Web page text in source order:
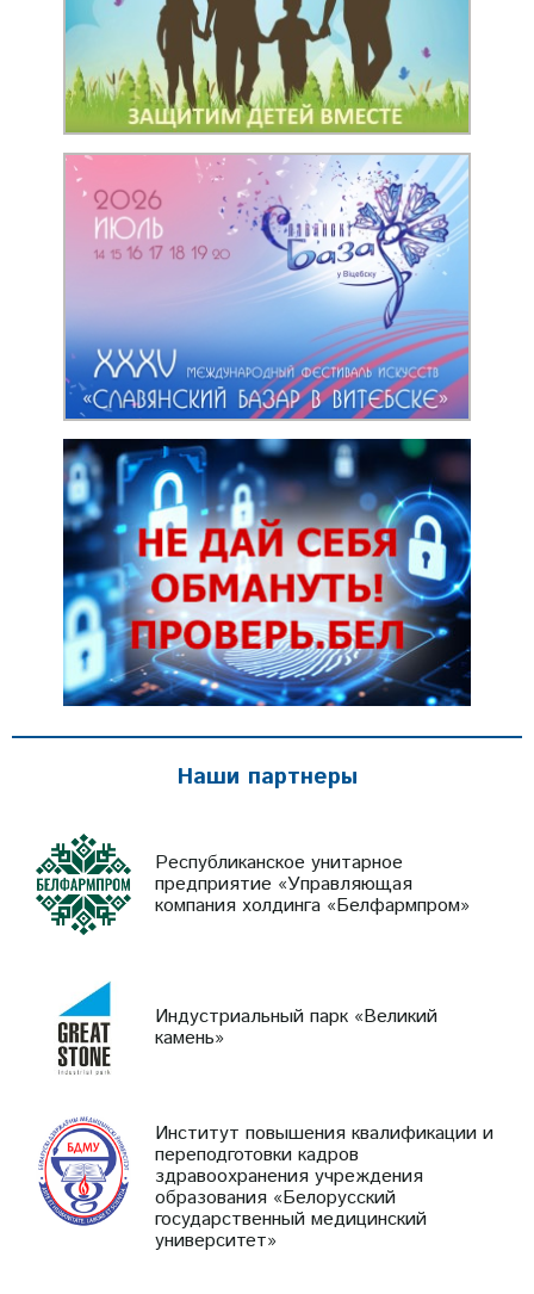
Наши партнеры
Республиканское унитарное
предприятие «Управляющая
компания холдинга «Белфармпром»
Индустриальный парк «Великий
камень»
Институт повышения квалификации и
переподготовки кадров
здравоохранения учреждения
образования «Белорусский
государственный медицинский
университет»